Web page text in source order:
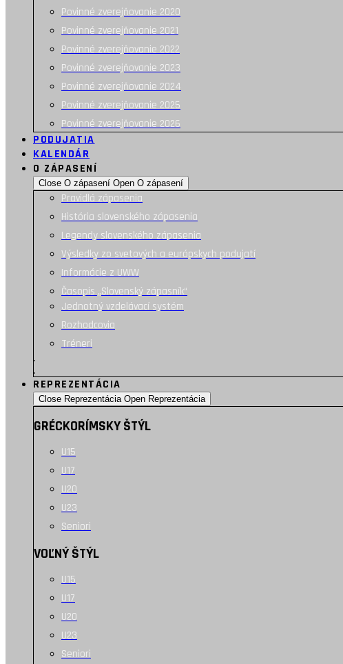
Povinné zverejňovanie 2020
Povinné zverejňovanie 2021
Povinné zverejňovanie 2022
Povinné zverejňovanie 2023
Povinné zverejňovanie 2024
Povinné zverejňovanie 2025
Povinné zverejňovanie 2026
PODUJATIA
KALENDÁR
O ZÁPASENÍ
Close O zápasení Open O zápasení
Pravidlá zápasenia
História slovenského zápasenia
Legendy slovenského zápasenia
Výsledky zo svetových a európskych podujatí
Informácie z UWW
Časopis „Slovenský zápasník“
Jednotný vzdelávací systém
Rozhodcovia
Tréneri
REPREZENTÁCIA
Close Reprezentácia Open Reprezentácia
GRÉCKORÍMSKY ŠTÝL
U15
U17
U20
U23
Seniori
VOĽNÝ ŠTÝL
U15
U17
U20
U23
Seniori